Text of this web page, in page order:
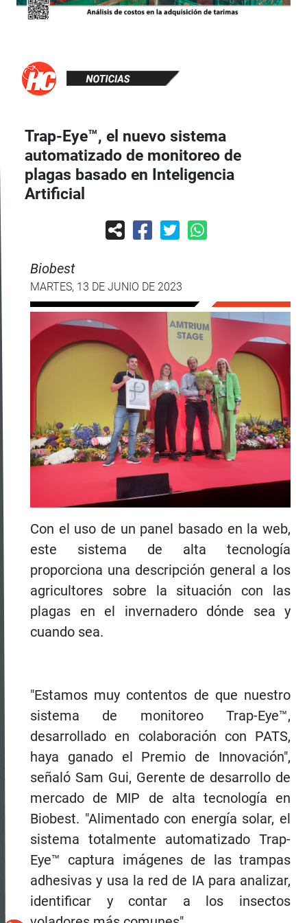
Trap-Eye™, el nuevo sistema
automatizado de monitoreo de
plagas basado en Inteligencia
Artificial
Biobest
MARTES, 13 DE JUNIO DE 2023
Con el uso de un panel basado en la web,
este sistema de alta tecnología
proporciona una descripción general a los
agricultores sobre la situación con las
plagas en el invernadero dónde sea y
cuando sea.
"Estamos muy contentos de que nuestro
sistema de monitoreo Trap-Eye™,
desarrollado en colaboración con PATS,
haya ganado el Premio de Innovación",
señaló Sam Gui, Gerente de desarrollo de
mercado de MIP de alta tecnología en
Biobest. "Alimentado con energía solar, el
sistema totalmente automatizado Trap-
Eye™ captura imágenes de las trampas
adhesivas y usa la red de IA para analizar,
identificar y contar a los insectos